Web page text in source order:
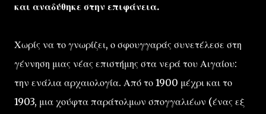
και αναδύθηκε στην επιφάνεια.
Χωρίς να το γνωρίζει, ο σφουγγαράς συνετέλεσε στη
γέννηση μιας νέας επιστήμης στα νερά του Αιγαίου:
την ενάλια αρχαιολογία. Από το 1900 μέχρι και το
1903, μια χούφτα παράτολμων σπογγαλιέων (ένας εξ